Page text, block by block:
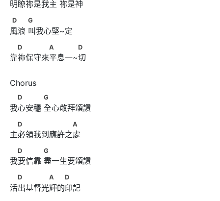
明瞭祢是我主 祢是神
D　　      G
D G
風浪 叫我心堅~定
D　　　　A　　　 D
D A D
靠祢保守來平息一~切
D　　　      G
D G
我心安穩 全心敬拜頌讚
D　　　　　　　A
D A
主必領我到應許之處
D　　　      G
D G
我要信靠 盡一生要頌讚
D　　　　A　　D
D A D
活出基督光輝的印記